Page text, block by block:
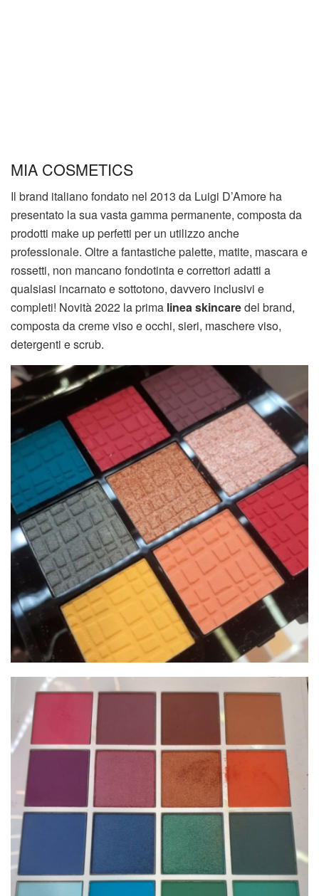
MIA COSMETICS
Il brand italiano fondato nel 2013 da Luigi D’Amore ha
presentato la sua vasta gamma permanente, composta da
prodotti make up perfetti per un utilizzo anche
professionale. Oltre a fantastiche palette, matite, mascara e
rossetti, non mancano fondotinta e correttori adatti a
qualsiasi incarnato e sottotono, davvero inclusivi e
completi! Novità 2022 la prima linea skincaredel brand,
composta da creme viso e occhi, sieri, maschere viso,
detergenti e scrub.